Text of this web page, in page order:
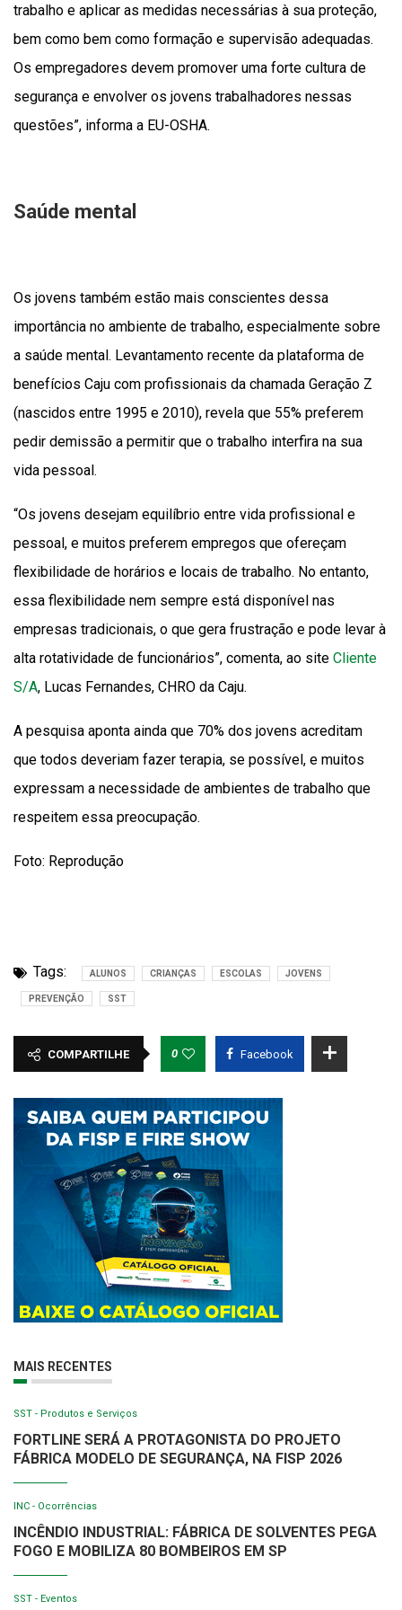
trabalho e aplicar as medidas necessárias à sua proteção,
bem como bem como formação e supervisão adequadas.
Os empregadores devem promover uma forte cultura de
segurança e envolver os jovens trabalhadores nessas
questões”, informa a EU-OSHA.
Saúde mental
Os jovens também estão mais conscientes dessa
importância no ambiente de trabalho, especialmente sobre
a saúde mental. Levantamento recente da plataforma de
benefícios Caju com profissionais da chamada Geração Z
(nascidos entre 1995 e 2010), revela que 55% preferem
pedir demissão a permitir que o trabalho interfira na sua
vida pessoal.
“Os jovens desejam equilíbrio entre vida profissional e
pessoal, e muitos preferem empregos que ofereçam
flexibilidade de horários e locais de trabalho. No entanto,
essa flexibilidade nem sempre está disponível nas
empresas tradicionais, o que gera frustração e pode levar à
alta rotatividade de funcionários”, comenta, ao site Cliente
S/A, Lucas Fernandes, CHRO da Caju.
A pesquisa aponta ainda que 70% dos jovens acreditam
que todos deveriam fazer terapia, se possível, e muitos
expressam a necessidade de ambientes de trabalho que
respeitem essa preocupação.
Foto: Reprodução
Tags: ALUNOS CRIANÇAS ESCOLAS JOVENS
PREVENÇÃO SST
COMPARTILHE 0 Facebook
MAIS RECENTES
SST - Produtos e Serviços
FORTLINE SERÁ A PROTAGONISTA DO PROJETO
FÁBRICA MODELO DE SEGURANÇA, NA FISP 2026
INC - Ocorrências
INCÊNDIO INDUSTRIAL: FÁBRICA DE SOLVENTES PEGA
FOGO E MOBILIZA 80 BOMBEIROS EM SP
SST - Eventos